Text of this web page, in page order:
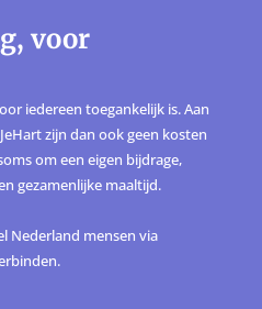
voor
iedereen toegankelijk is. Aan
zijn dan ook geen kosten
om een eigen bijdrage,
gezamenlijke maaltijd.
Nederland mensen via